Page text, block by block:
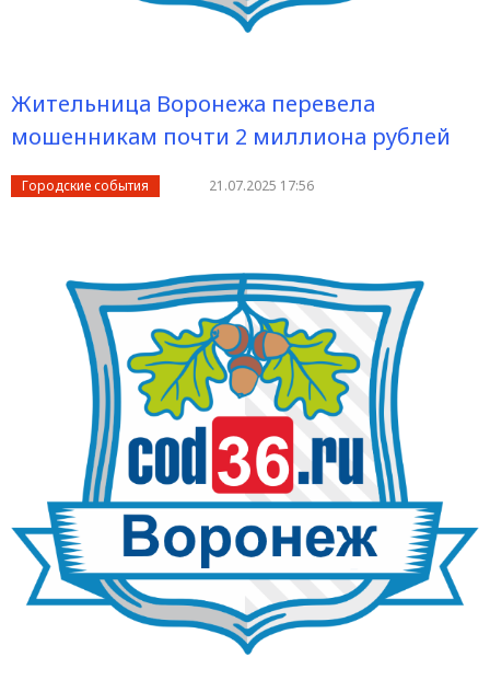
Жительница Воронежа перевела
мошенникам почти 2 миллиона рублей
Городские события 21.07.2025 17:56